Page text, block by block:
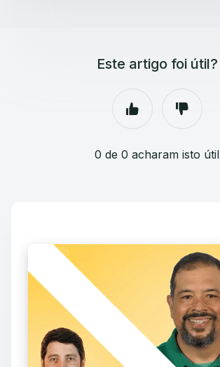
Este artigo foi útil?
0 de 0 acharam isto útil